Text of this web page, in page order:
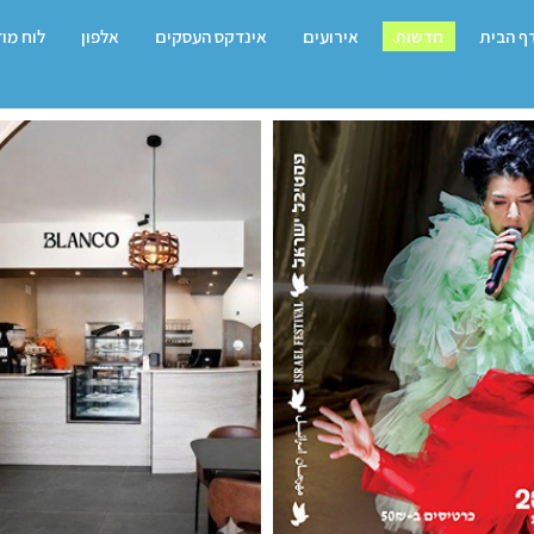
הבית חדשות אירועים אינדקס העסקים אלפון לוח